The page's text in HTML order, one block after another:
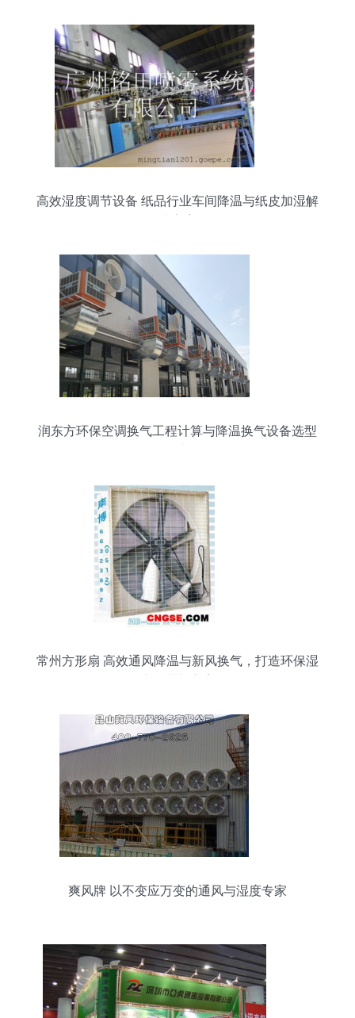
高效湿度调节设备 纸品行业车间降温与纸皮加湿解
润东方环保空调换气工程计算与降温换气设备选型
常州方形扇 高效通风降温与新风换气，打造环保湿
爽风牌 以不变应万变的通风与湿度专家